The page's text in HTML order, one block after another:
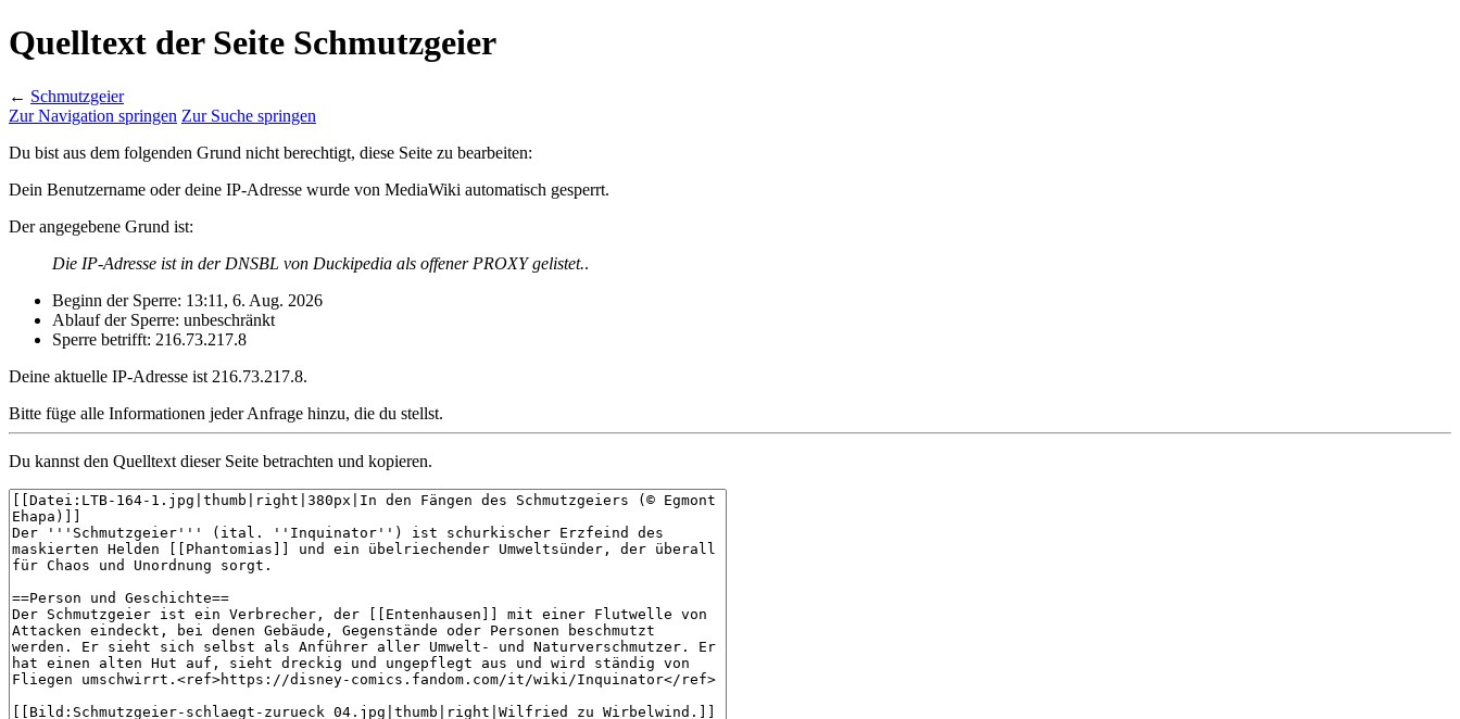
Quelltext der Seite Schmutzgeier
← Schmutzgeier
Zur Navigation springen Zur Suche springen
Du bist aus dem folgenden Grund nicht berechtigt, diese Seite zu bearbeiten:
Dein Benutzername oder deine IP-Adresse wurde von MediaWiki automatisch gesperrt.
Der angegebene Grund ist:
Die IP-Adresse ist in der DNSBL von Duckipedia als offener PROXY gelistet..
Beginn der Sperre: 13:11, 6. Aug. 2026
Ablauf der Sperre: unbeschränkt
Sperre betrifft: 216.73.217.8
Deine aktuelle IP-Adresse ist 216.73.217.8.
Bitte füge alle Informationen jeder Anfrage hinzu, die du stellst.
Du kannst den Quelltext dieser Seite betrachten und kopieren.